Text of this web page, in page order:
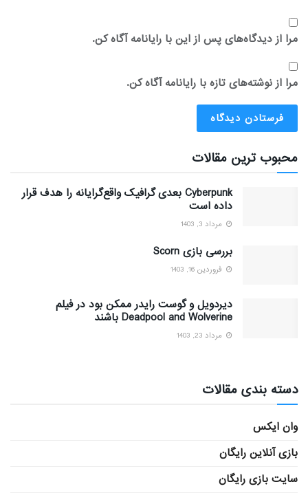
مرا از دیدگاه‌های پس از این با رایانامه آگاه کن.
مرا از نوشته‌های تازه با رایانامه آگاه کن.
محبوب ترین مقالات
Cyberpunk بعدی گرافیک واقع‌گرایانه را هدف قرار
داده است
مرداد 3, 1403
بررسی بازی Scorn
فروردین 16, 1403
دیردویل و گوست رایدر ممکن بود در فیلم
Deadpool and Wolverine باشند
مرداد 23, 1403
دسته بندی مقالات
وان ایکس
بازی آنلاین رایگان
سایت بازی رایگان